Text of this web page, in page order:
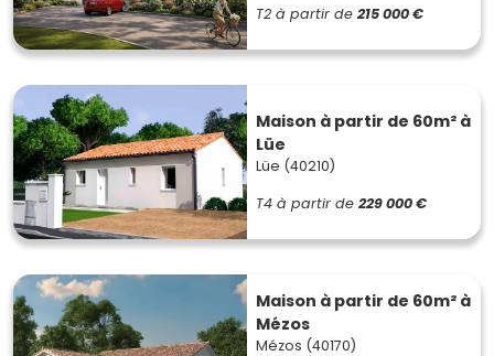
T2 à partir de 215 000 €
Maison à partir de 60m² à
Lüe
Lüe (40210)
T4 à partir de 229 000 €
Maison à partir de 60m² à
Mézos
Mézos (40170)